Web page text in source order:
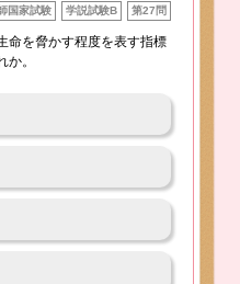
国家試験 学説試験B 第27問
命を脅かす程度を表す指標
か。